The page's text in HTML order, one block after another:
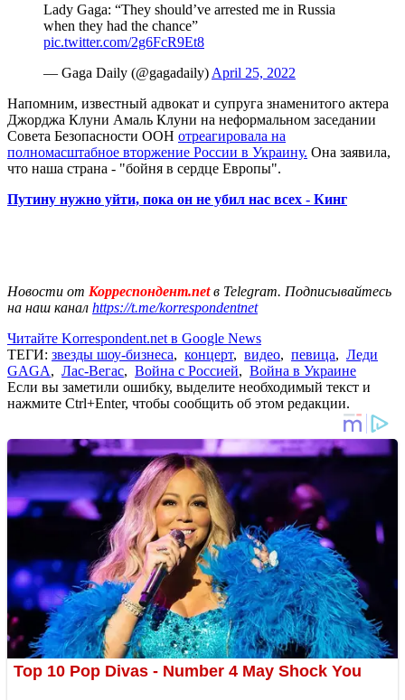
Lady Gaga: “They should’ve arrested me in Russia
when they had the chance”
pic.twitter.com/2g6FcR9Et8
— Gaga Daily (@gagadaily) April 25, 2022
Напомним, известный адвокат и супруга знаменитого актера
Джорджа Клуни Амаль Клуни на неформальном заседании
Совета Безопасности ООН отреагировала на
полномасштабное вторжение России в Украину. Она заявила,
что наша страна - "бойня в сердце Европы".
Путину нужно уйти, пока он не убил нас всех - Кинг
Новости от Корреспондент.netв Telegram. Подписывайтесь
на наш канал https://t.me/korrespondentnet
Читайте Korrespondent.net в Google News
ТЕГИ: звезды шоу-бизнеса, концерт, видео, певица, Леди
GAGA, Лас-Вегас, Война с Россией, Война в Украине
Если вы заметили ошибку, выделите необходимый текст и
нажмите Ctrl+Enter, чтобы сообщить об этом редакции.